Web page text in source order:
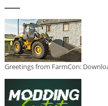
Greetings from FarmCon: